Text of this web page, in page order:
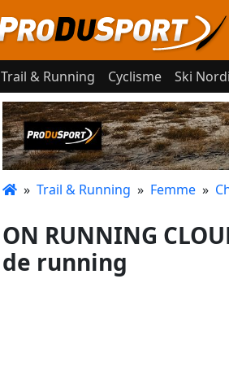
Trail & Running Cyclisme Ski
» Trail & Running » Femme »
ON RUNNING
de running